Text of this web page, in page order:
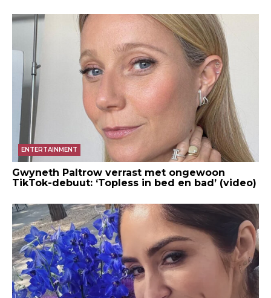
ENTERTAINMENT
Gwyneth Paltrow verrast met ongewoon
TikTok-debuut: ‘Topless in bed en bad’ (video)